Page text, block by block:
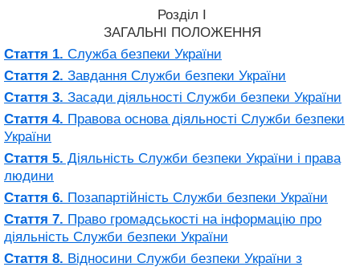
Розділ I
ЗАГАЛЬНІ ПОЛОЖЕННЯ
Стаття 1. Служба безпеки України
Стаття 2. Завдання Служби безпеки України
Стаття 3. Засади діяльності Служби безпеки України
Стаття 4. Правова основа діяльності Служби безпеки
України
Стаття 5. Діяльність Служби безпеки України і права
людини
Стаття 6. Позапартійність Служби безпеки України
Стаття 7. Право громадськості на інформацію про
діяльність Служби безпеки України
Стаття 8. Відносини Служби безпеки України з